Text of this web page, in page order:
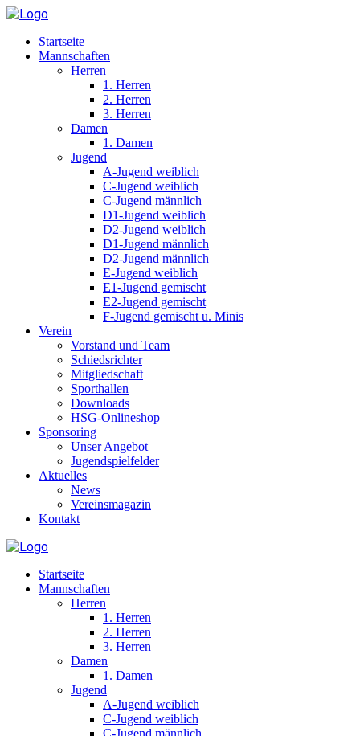
Startseite
Mannschaften
Herren
1. Herren
2. Herren
3. Herren
Damen
1. Damen
Jugend
A-Jugend weiblich
C-Jugend weiblich
C-Jugend männlich
D1-Jugend weiblich
D2-Jugend weiblich
D1-Jugend männlich
D2-Jugend männlich
E-Jugend weiblich
E1-Jugend gemischt
E2-Jugend gemischt
F-Jugend gemischt u. Minis
Verein
Vorstand und Team
Schiedsrichter
Mitgliedschaft
Sporthallen
Downloads
HSG-Onlineshop
Sponsoring
Unser Angebot
Jugendspielfelder
Aktuelles
News
Vereinsmagazin
Kontakt
Startseite
Mannschaften
Herren
1. Herren
2. Herren
3. Herren
Damen
1. Damen
Jugend
A-Jugend weiblich
C-Jugend weiblich
C-Jugend männlich